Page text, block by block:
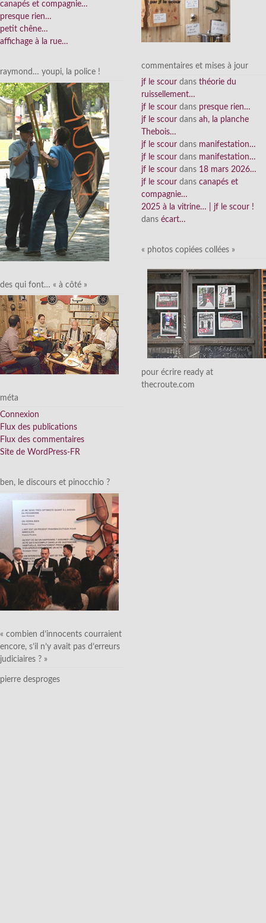
canapés et compagnie…
presque rien…
petit chêne…
affichage à la rue…
raymond… youpi, la police !
des qui font… « à côté »
méta
Connexion
Flux des publications
Flux des commentaires
Site de WordPress-FR
ben, le discours et pinocchio ?
« combien d’innocents courraient
encore, s’il n’y avait pas d’erreurs
judiciaires ? »
pierre desproges
commentaires et mises à jour
jf le scour dans théorie du
ruissellement…
jf le scour dans presque rien…
jf le scour dans ah, la planche
Thebois…
jf le scour dans manifestation…
jf le scour dans manifestation…
jf le scour dans 18 mars 2026…
jf le scour dans canapés et
compagnie…
2025 à la vitrine… | jf le scour !
dans écart…
« photos copiées collées »
pour écrire ready at
thecroute.com